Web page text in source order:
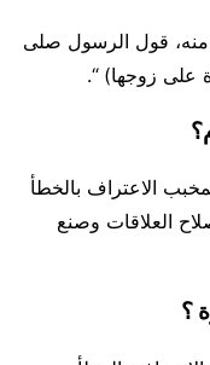
منه، قول الرسول صلى
على زوجها) “.
الاعتراف بالخطأ
العلاقات وصنع